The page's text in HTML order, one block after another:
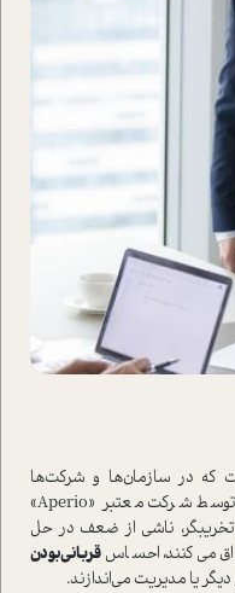
که در سازمان‌ها و شرکت‌ها
می‌بینم و بر‌اساس داده‌های روان‌سنجی که توسط شرکت معتبر «Aperio»
ناشی از ضعف در حل
می‌کنند، احساس قربانی‌بودن
یا مدیریت می‌اندازند.